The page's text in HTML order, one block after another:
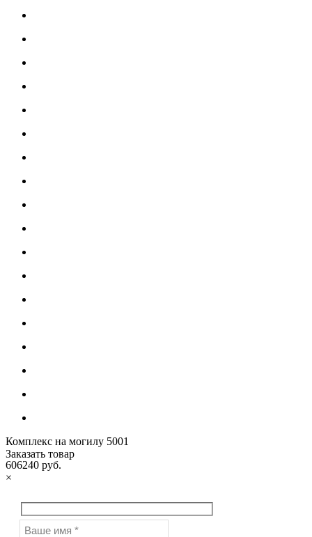
Комплекс на могилу 5001
606240 руб.
Заказать товар
×